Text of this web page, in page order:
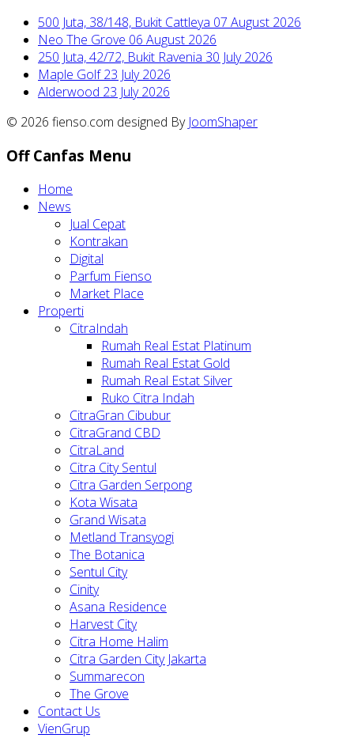
500 Juta, 38/148, Bukit Cattleya 07 August 2026
Neo The Grove 06 August 2026
250 Juta, 42/72, Bukit Ravenia 30 July 2026
Maple Golf23 July 2026
Alderwood 23 July 2026
© 2026 fienso.com designed By JoomShaper
Off Canfas Menu
Home
News
Jual Cepat
Kontrakan
Digital
Parfum Fienso
Market Place
Properti
CitraIndah
Rumah Real Estat Platinum
Rumah Real Estat Gold
Rumah Real Estat Silver
Ruko Citra Indah
CitraGran Cibubur
CitraGrand CBD
CitraLand
Citra City Sentul
Citra Garden Serpong
Kota Wisata
Grand Wisata
Metland Transyogi
The Botanica
Sentul City
Cinity
Asana Residence
Harvest City
Citra Home Halim
Citra Garden City Jakarta
Summarecon
The Grove
Contact Us
VienGrup